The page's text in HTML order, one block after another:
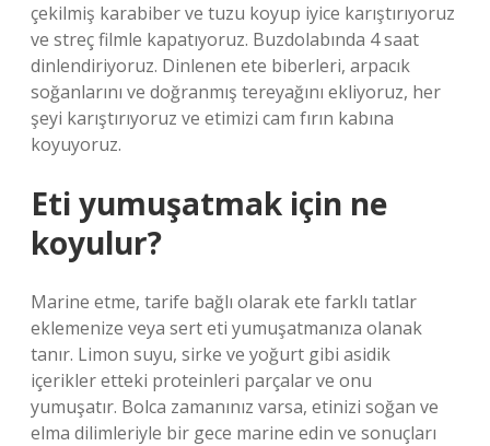
çekilmiş karabiber ve tuzu koyup iyice karıştırıyoruz
ve streç filmle kapatıyoruz. Buzdolabında 4 saat
dinlendiriyoruz. Dinlenen ete biberleri, arpacık
soğanlarını ve doğranmış tereyağını ekliyoruz, her
şeyi karıştırıyoruz ve etimizi cam fırın kabına
koyuyoruz.
Eti yumuşatmak için ne
koyulur?
Marine etme, tarife bağlı olarak ete farklı tatlar
eklemenize veya sert eti yumuşatmanıza olanak
tanır. Limon suyu, sirke ve yoğurt gibi asidik
içerikler etteki proteinleri parçalar ve onu
yumuşatır. Bolca zamanınız varsa, etinizi soğan ve
elma dilimleriyle bir gece marine edin ve sonuçları